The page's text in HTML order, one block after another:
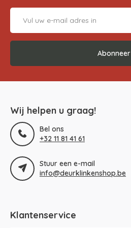
Abonneer
Wij helpen u graag!
Bel ons
+32 11 81 41 61
Stuur een e-mail
info@deurklinkenshop.be
Klantenservice